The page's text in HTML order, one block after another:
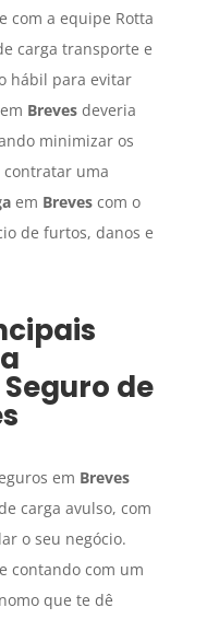
com a equipe Rotta
carga transporte e
hábil para evitar
Brevesdeveria
minimizar os
contratar uma
em Brevescom o
de furtos, danos e
Seguro de
em Breves
carga avulso, com
o seu negócio.
contando com um
que te dê